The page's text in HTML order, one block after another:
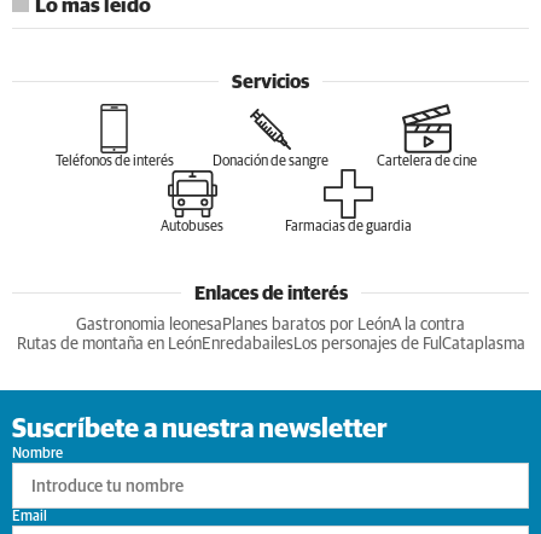
Lo más leído
Servicios
Teléfonos de interés Donación de sangre Cartelera de cine
Autobuses Farmacias de guardia
Enlaces de interés
Gastronomia leonesa Planes baratos por LeónA la contra
Rutas de montaña en LeónEnredabailesLos personajes de Ful Cataplasma
Suscríbete a nuestra newsletter
Nombre
Email